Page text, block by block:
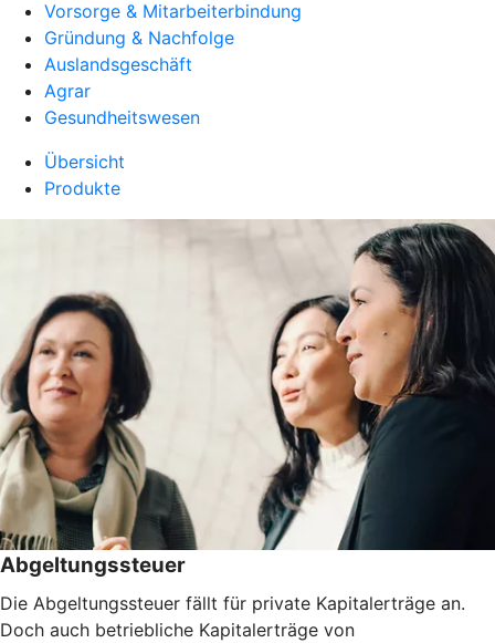
Vorsorge & Mitarbeiterbindung
Gründung & Nachfolge
Auslandsgeschäft
Agrar
Gesundheitswesen
Übersicht
Produkte
Abgeltungssteuer
Die Abgeltungssteuer fällt für private Kapitalerträge an.
Doch auch betriebliche Kapitalerträge von